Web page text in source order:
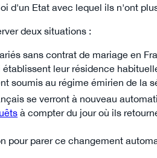
d'un Etat avec lequel ils n'ont
deux situations :
sans contrat de mariage en
leur résidence
soumis au régime émirien de la
se verront à nouveau
à compter du jour où ils
pour parer ce changement